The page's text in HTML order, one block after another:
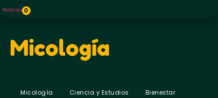
Noticias0
Micología
Micología , Ciencia y Estudios , Bienestar